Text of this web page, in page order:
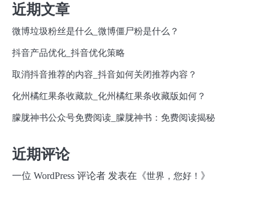
近期文章
微博垃圾粉丝是什么_微博僵尸粉是什么？
抖音产品优化_抖音优化策略
取消抖音推荐的内容_抖音如何关闭推荐内容？
化州橘红果条收藏款_化州橘红果条收藏版如何？
朦胧神书公众号免费阅读_朦胧神书：免费阅读揭秘
近期评论
一位 WordPress 评论者 发表在《世界，您好！ 》